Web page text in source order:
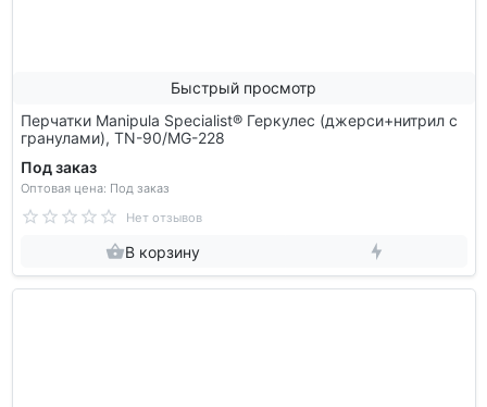
Быстрый просмотр
Перчатки Manipula Specialist® Геркулес (джерси+нитрил с
гранулами), TN-90/MG-228
Под заказ
Оптовая цена: Под заказ
Нет отзывов
В корзину